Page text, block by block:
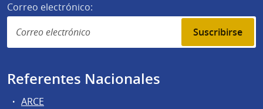
Correo electrónico:
Suscribirse
Referentes Nacionales
ARCE